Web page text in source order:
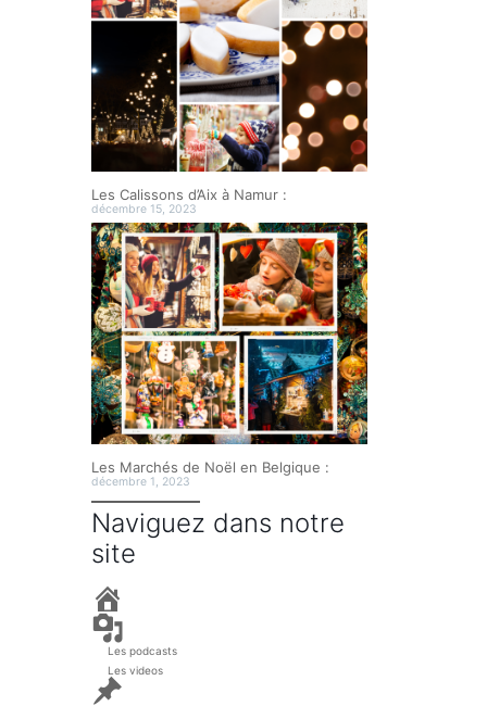
Les Calissons d’Aix à Namur :
décembre 15, 2023
Les Marchés de Noël en Belgique :
décembre 1, 2023
Naviguez dans notre
site
e
d
i
Les podcasts
Les videos